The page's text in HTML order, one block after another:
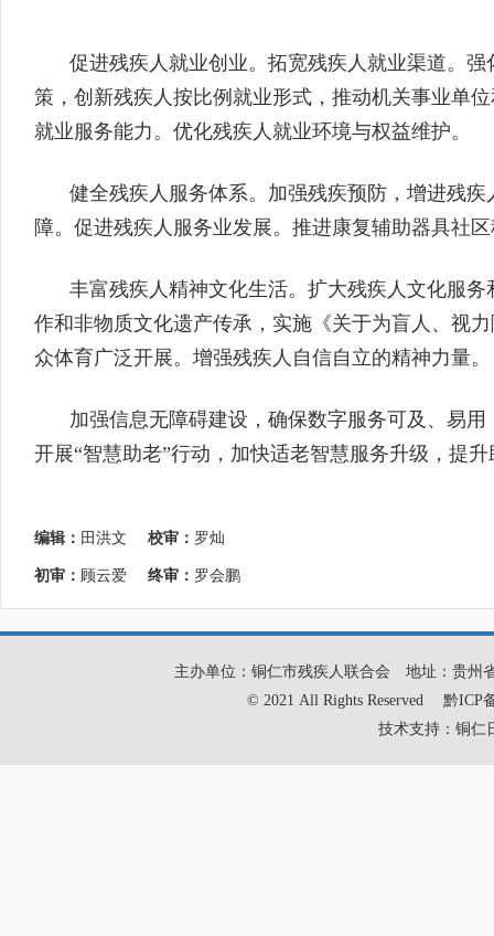
促进残疾人就业创业。拓宽残疾人就业渠道。
策，创新残疾人按比例就业形式，推动机关事业单
就业服务能力。优化残疾人就业环境与权益维护。
健全残疾人服务体系。加强残疾预防，增进残
障。促进残疾人服务业发展。推进康复辅助器具社
丰富残疾人精神文化生活。扩大残疾人文化服
作和非物质文化遗产传承，实施《关于为盲人、视
众体育广泛开展。增强残疾人自信自立的精神力量。
加强信息无障碍建设，确保数字服务可及、易
开展“智慧助老”行动，加快适老智慧服务升级，提
编辑： 田洪文 校审： 罗灿
初审： 顾云爱 终审： 罗会鹏
主办单位：铜仁市残疾人联合会
地址：贵州
© 2021 All Rights Reserved
黔ICP
技术支持：铜仁